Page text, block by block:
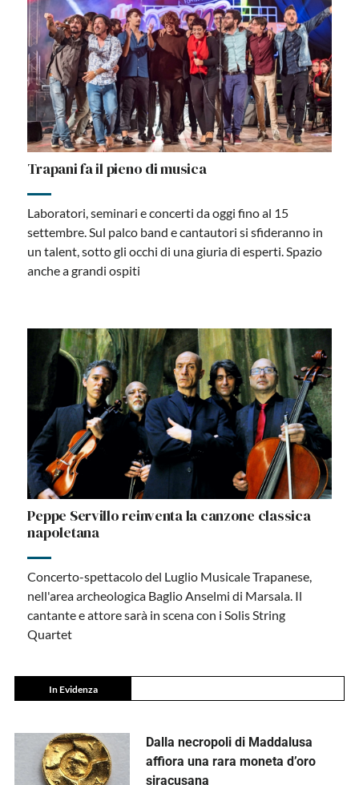
Trapani fa il pieno di musica
Laboratori, seminari e concerti da oggi fino al 15
settembre. Sul palco band e cantautori si sfideranno in
un talent, sotto gli occhi di una giuria di esperti. Spazio
anche a grandi ospiti
Peppe Servillo reinventa la canzone classica
napoletana
Concerto-spettacolo del Luglio Musicale Trapanese,
nell'area archeologica Baglio Anselmi di Marsala. Il
cantante e attore sarà in scena con i Solis String
Quartet
In Evidenza
Dalla necropoli di Maddalusa
affiora una rara moneta d’oro
siracusana